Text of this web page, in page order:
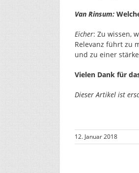
Van Rinsum:
Eicher: Zu wissen,
Relevanz führt zu
und zu einer
Vielen Dank für
Dieser Artikel ist
12. Januar 2018